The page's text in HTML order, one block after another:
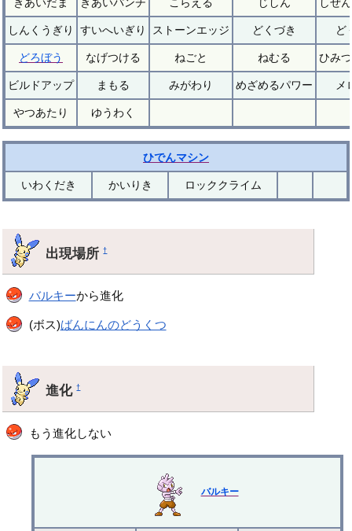
しんくうぎり すいへいぎり ストーンエッジ どくづき ど
どろぼう なげつける ねごと ねむる ひみ
ビルドアップ まもる みがわり めざめるパワー メ
やつあたり ゆうわく
ひでんマシン
いわくだき かいりき ロッククライム
出現場所†
バルキーから進化
(ボス)ばんにんのどうくつ
進化†
もう進化しない
バルキー